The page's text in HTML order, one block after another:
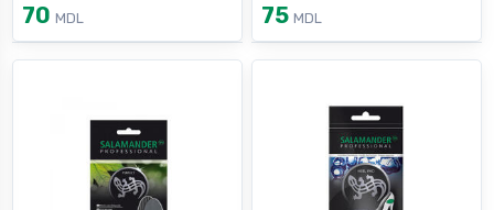
70 MDL 75 MDL